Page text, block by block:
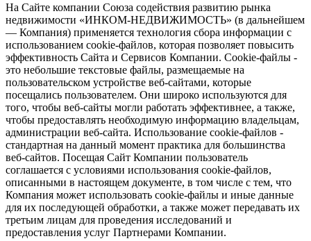
На Сайте компании Союза содействия развитию рынка
недвижимости «ИНКОМ-НЕДВИЖИМОСТЬ» (в дальнейшем
— Компания) применяется технология сбора информации с
использованием cookie-файлов, которая позволяет повысить
эффективность Сайта и Сервисов Компании. Сookie-файлы -
это небольшие текстовые файлы, размещаемые на
пользовательском устройстве веб-сайтами, которые
посещались пользователем. Они широко используются для
того, чтобы веб-сайты могли работать эффективнее, а также,
чтобы предоставлять необходимую информацию владельцам,
администрации веб-сайта. Использование cookie-файлов -
стандартная на данный момент практика для большинства
веб-сайтов. Посещая Сайт Компании пользователь
соглашается с условиями использования cookie-файлов,
описанными в настоящем документе, в том числе с тем, что
Компания может использовать cookie-файлы и иные данные
для их последующей обработки, а также может передавать их
третьим лицам для проведения исследований и
предоставления услуг Партнерами Компании.